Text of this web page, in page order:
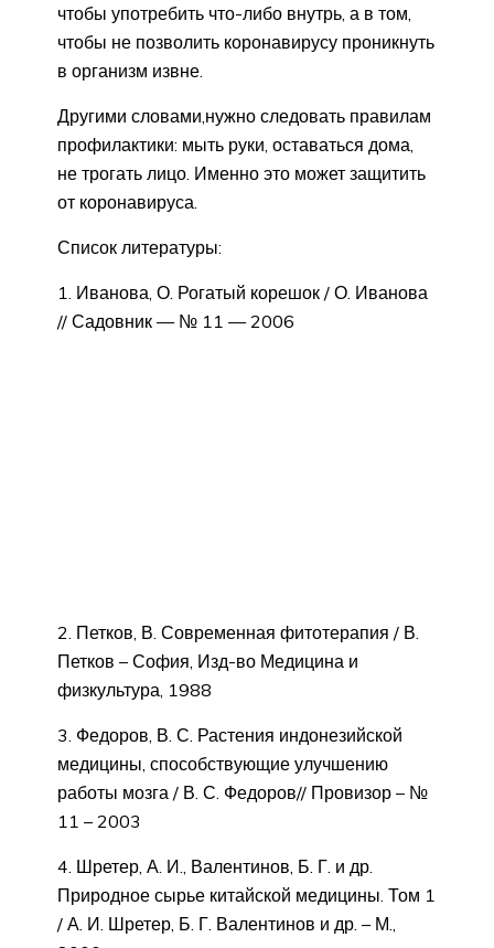
чтобы употребить что-либо внутрь, а в том,
чтобы не позволить коронавирусу проникнуть
в организм извне.
Другими словами,нужно следовать правилам
профилактики: мыть руки, оставаться дома,
не трогать лицо. Именно это может защитить
от коронавируса.
Список литературы:
1. Иванова, О. Рогатый корешок / О. Иванова
// Садовник — № 11 — 2006
2. Петков, В. Современная фитотерапия / В.
Петков – София, Изд-во Медицина и
физкультура, 1988
3. Федоров, В. С. Растения индонезийской
медицины, способствующие улучшению
работы мозга / В. С. Федоров// Провизор – №
11 – 2003
4. Шретер, А. И., Валентинов, Б. Г. и др.
Природное сырье китайской медицины. Том 1
/ А. И. Шретер, Б. Г. Валентинов и др. – М.,